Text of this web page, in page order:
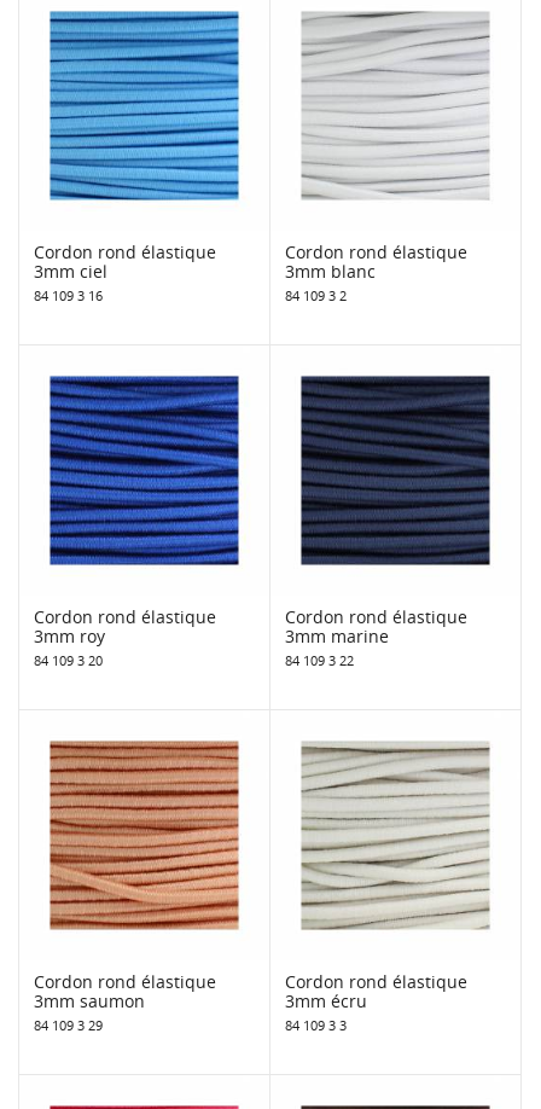
Cordon rond élastique
3mm ciel
84 109 3 16
Cordon rond élastique
3mm blanc
84 109 3 2
Cordon rond élastique
3mm roy
84 109 3 20
Cordon rond élastique
3mm marine
84 109 3 22
Cordon rond élastique
3mm saumon
84 109 3 29
Cordon rond élastique
3mm écru
84 109 3 3